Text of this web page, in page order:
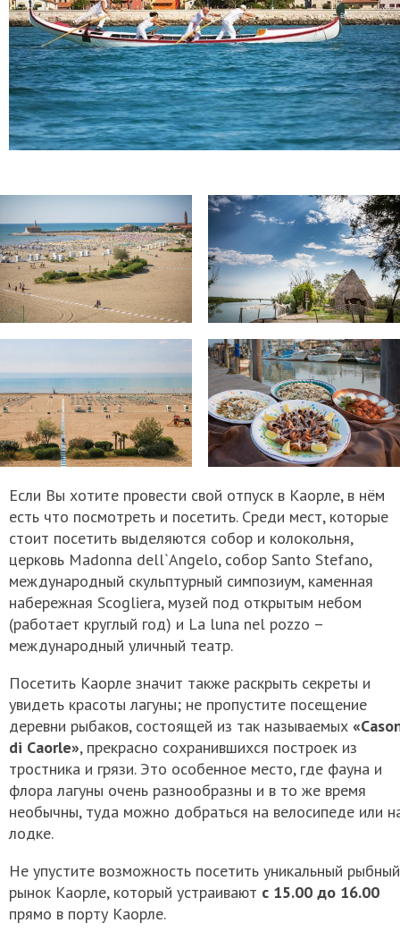
Если Вы хотите провести свой отпуск в Каорле, в нём
есть что посмотреть и посетить. Среди мест, которые
стоит посетить выделяются собор и колокольня,
церковь Madonna dell`Angelo, собор Santo Stefano,
международный скульптурный симпозиум, каменная
набережная Scogliera, музей под открытым небом
(работает круглый год) и La luna nel pozzo –
международный уличный театр.
Посетить Каорле значит также раскрыть секреты и
увидеть красоты лагуны; не пропустите посещение
деревни рыбаков, состоящей из так называемых
di Caorle», прекрасно сохранившихся построек из
тростника и грязи. Это особенное место, где фауна и
флора лагуны очень разнообразны и в то же время
необычны, туда можно добраться на велосипеде или
лодке.
Не упустите возможность посетить уникальный рыбный
рынок Каорле, который устраивают с 15.00 до 16.00
прямо в порту Каорле.